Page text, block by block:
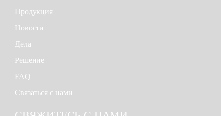
Продукция
Новости
Дела
Решение
FAQ
Связаться с нами